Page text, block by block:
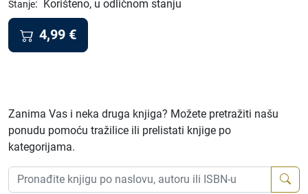
Stanje: Korišteno, u odličnom stanju
4,99 €
Zanima Vas i neka druga knjiga? Možete pretražiti našu
ponudu pomoću tražilice ili prelistati knjige po
kategorijama.